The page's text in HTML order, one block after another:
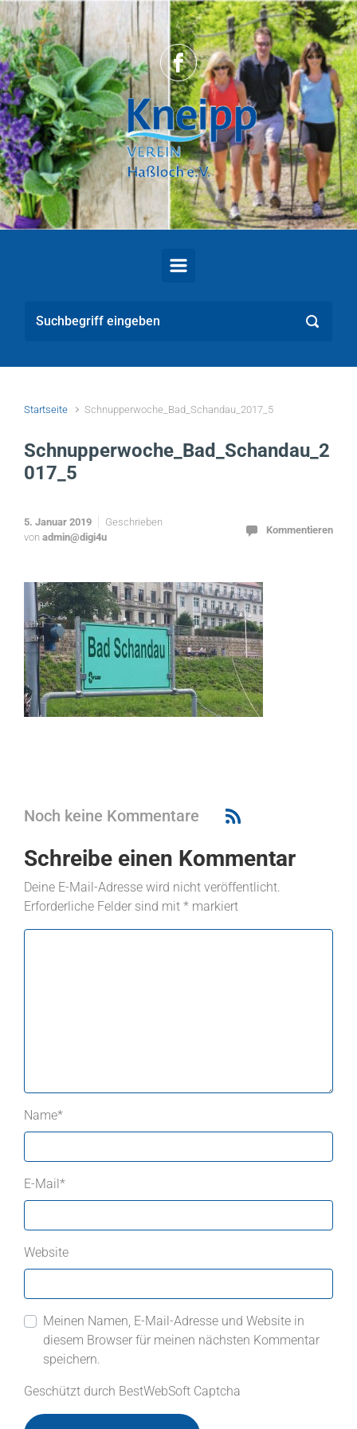
Zum Hauptinhalt springen
Startseite Schnupperwoche_Bad_Schandau_2017_5
Schnupperwoche_Bad_Schandau_2
017_5
5. Januar 2019
Geschrieben
von admin@digi4u
Kommentieren
Noch keine Kommentare
Schreibe einen Kommentar
Deine E-Mail-Adresse wird nicht veröffentlicht.
Erforderliche Felder sind mit * markiert
Name*
E-Mail*
Website
Meinen Namen, E-Mail-Adresse und Website in
diesem Browser für meinen nächsten Kommentar
speichern.
Geschützt durch BestWebSoft Captcha